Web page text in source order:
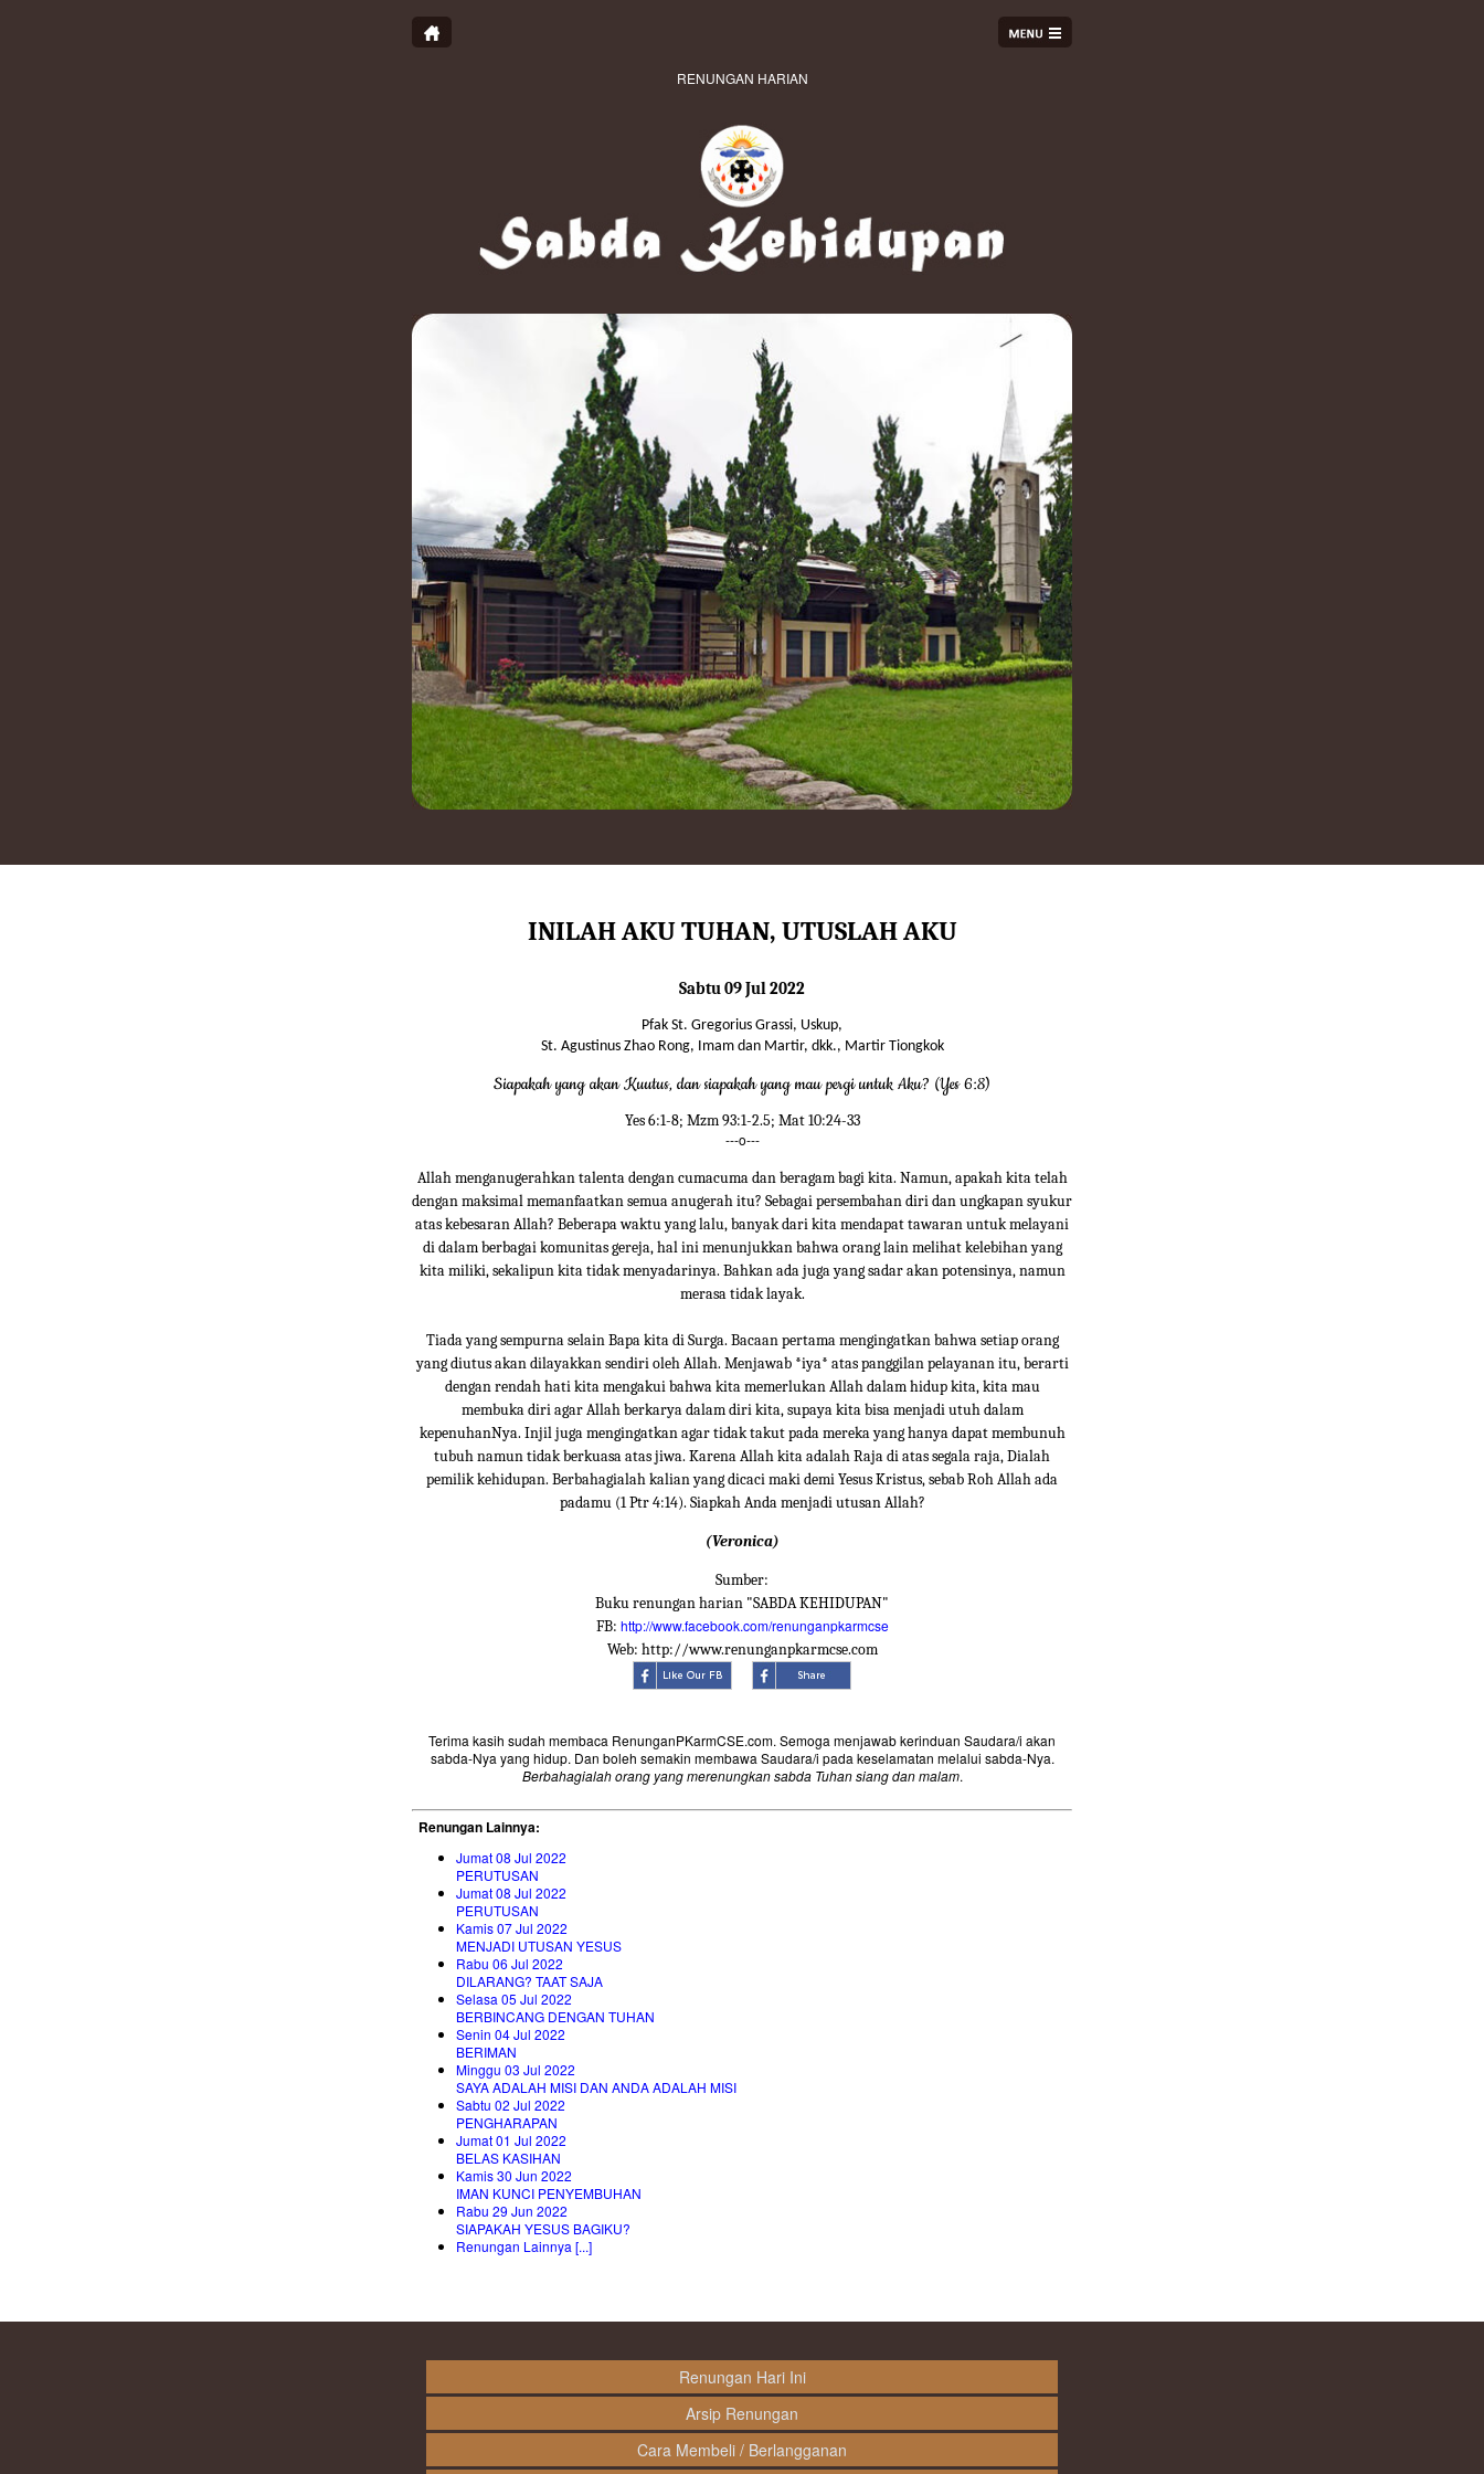
RENUNGAN HARIAN
INILAH AKU TUHAN, UTUSLAH AKU
Sabtu 09 Jul 2022
Pfak St. Gregorius Grassi, Uskup,
St. Agustinus Zhao Rong, Imam dan Martir, dkk., Martir Tiongkok
Siapakah yang akan Kuutus, dan siapakah yang mau pergi untuk Aku? (Yes 6:8)
Yes 6:1-8; Mzm 93:1-2.5; Mat 10:24-33
---o---
Allah menganugerahkan talenta dengan cumacuma dan beragam bagi kita. Namun, apakah kita telah
dengan maksimal memanfaatkan semua anugerah itu? Sebagai persembahan diri dan ungkapan syukur
atas kebesaran Allah? Beberapa waktu yang lalu, banyak dari kita mendapat tawaran untuk melayani
di dalam berbagai komunitas gereja, hal ini menunjukkan bahwa orang lain melihat kelebihan yang
kita miliki, sekalipun kita tidak menyadarinya. Bahkan ada juga yang sadar akan potensinya, namun
merasa tidak layak.
Tiada yang sempurna selain Bapa kita di Surga. Bacaan pertama mengingatkan bahwa setiap orang
yang diutus akan dilayakkan sendiri oleh Allah. Menjawab *iya* atas panggilan pelayanan itu, berarti
dengan rendah hati kita mengakui bahwa kita memerlukan Allah dalam hidup kita, kita mau
membuka diri agar Allah berkarya dalam diri kita, supaya kita bisa menjadi utuh dalam
kepenuhanNya. Injil juga mengingatkan agar tidak takut pada mereka yang hanya dapat membunuh
tubuh namun tidak berkuasa atas jiwa. Karena Allah kita adalah Raja di atas segala raja, Dialah
pemilik kehidupan. Berbahagialah kalian yang dicaci maki demi Yesus Kristus, sebab Roh Allah ada
padamu (1 Ptr 4:14). Siapkah Anda menjadi utusan Allah?
(Veronica)
Sumber:
Buku renungan harian "SABDA KEHIDUPAN"
FB: http://www.facebook.com/renunganpkarmcse
Web: http://www.renunganpkarmcse.com
Terima kasih sudah membaca RenunganPKarmCSE.com. Semoga menjawab kerinduan Saudara/i akan
sabda-Nya yang hidup. Dan boleh semakin membawa Saudara/i pada keselamatan melalui sabda-Nya.
Berbahagialah orang yang merenungkan sabda Tuhan siang dan malam.
Renungan Lainnya:
Jumat 08 Jul 2022
PERUTUSAN
Jumat 08 Jul 2022
PERUTUSAN
Kamis 07 Jul 2022
MENJADI UTUSAN YESUS
Rabu 06 Jul 2022
DILARANG? TAAT SAJA
Selasa 05 Jul 2022
BERBINCANG DENGAN TUHAN
Senin 04 Jul 2022
BERIMAN
Minggu 03 Jul 2022
SAYA ADALAH MISI DAN ANDA ADALAH MISI
Sabtu 02 Jul 2022
PENGHARAPAN
Jumat 01 Jul 2022
BELAS KASIHAN
Kamis 30 Jun 2022
IMAN KUNCI PENYEMBUHAN
Rabu 29 Jun 2022
SIAPAKAH YESUS BAGIKU?
Renungan Lainnya [...]
Renungan Hari Ini
Arsip Renungan
Cara Membeli / Berlangganan